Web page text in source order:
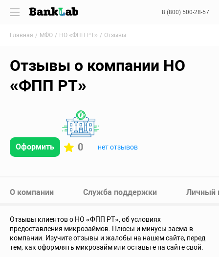
8 (800) 500-28-57
Главная МФО НО «ФПП РТ» Отзывы
Отзывы о компании НО
«ФПП РТ»
Оформить 0 нет отзывов
О компании Служба поддержки Личный
Отзывы клиентов о НО «ФПП РТ», об условиях
предоставления микрозаймов. Плюсы и минусы заема в
компании. Изучите отзывы и жалобы на нашем сайте, перед
тем, как оформлять микрозайм или оставьте на сайте свой.